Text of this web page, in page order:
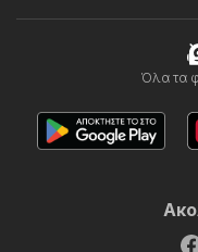
Όλα τα